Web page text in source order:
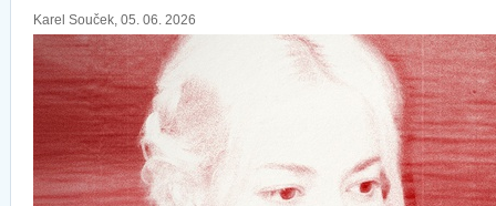
Karel Souček, 05. 06. 2026